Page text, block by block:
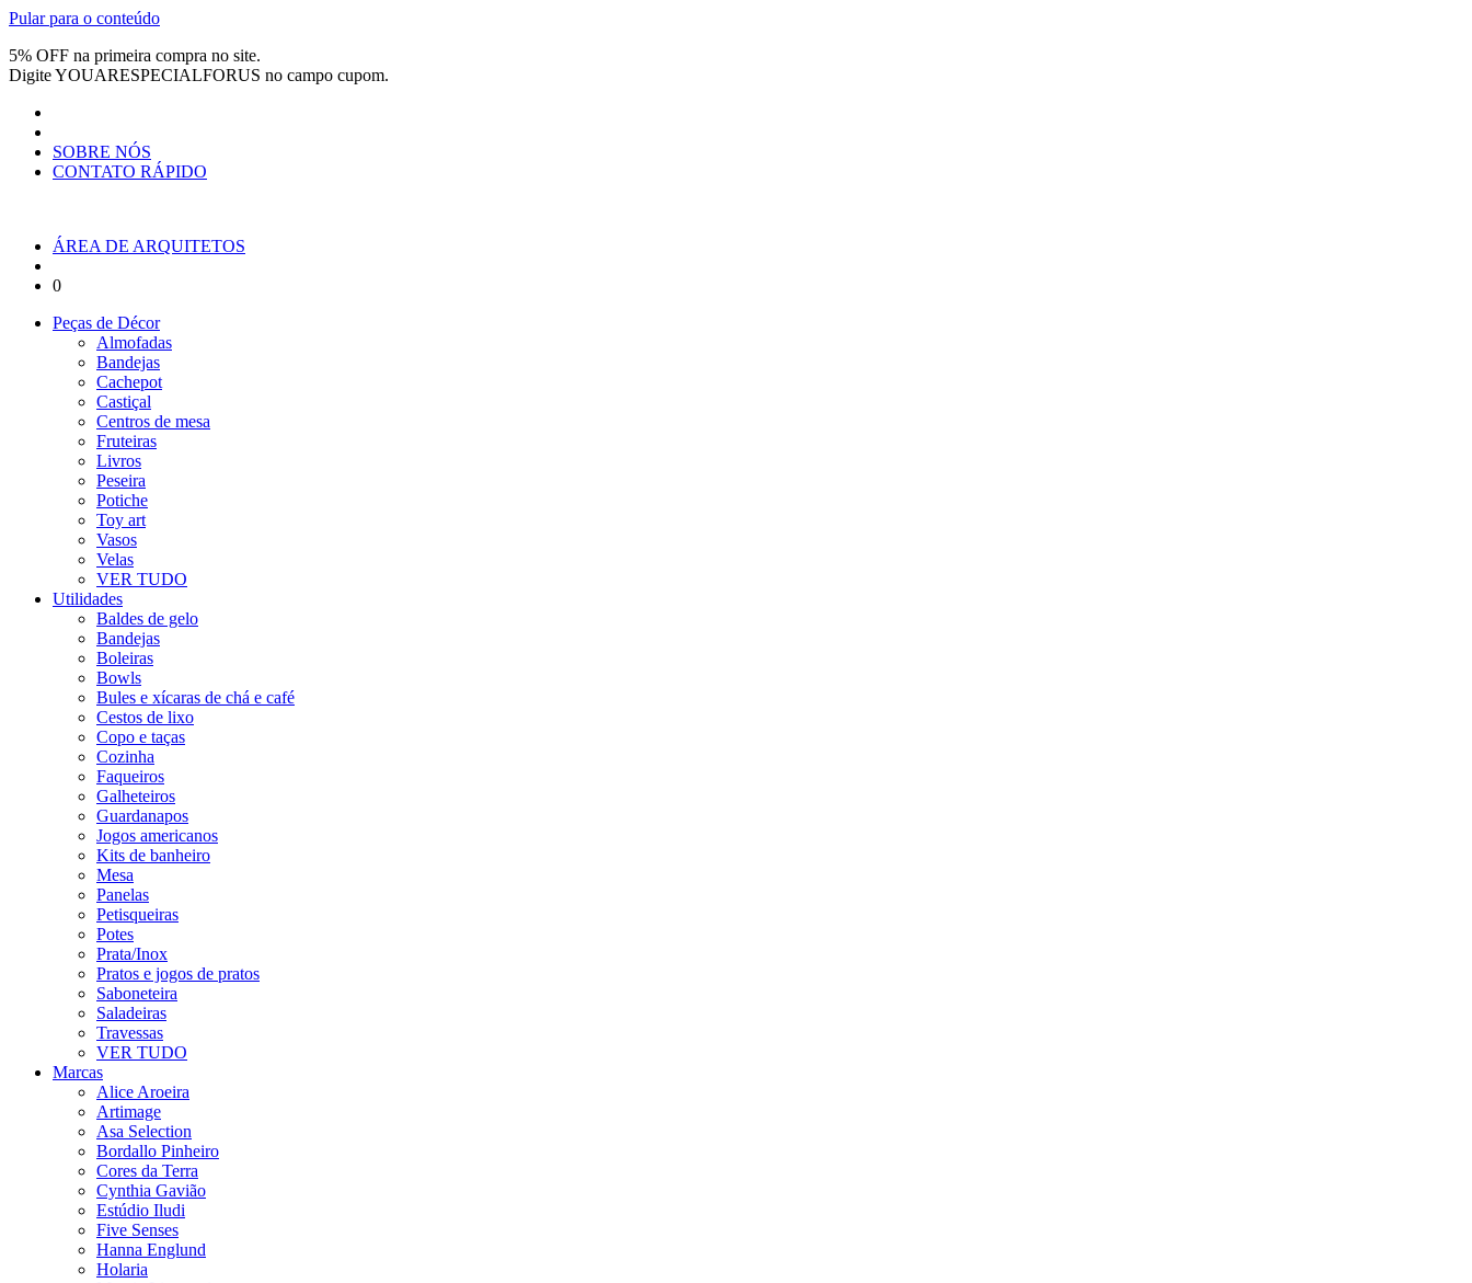
Pular para o conteúdo
5% OFF na primeira compra no site.
DigiteYOUARESPECIALFORUS no campo cupom.
SOBRE NÓS
CONTATO RÁPIDO
ÁREA DE ARQUITETOS
0
Peças de Décor
Almofadas
Bandejas
Cachepot
Castiçal
Centros de mesa
Fruteiras
Livros
Peseira
Potiche
Toy art
Vasos
Velas
VER TUDO
Utilidades
Baldes de gelo
Bandejas
Boleiras
Bowls
Bules e xícaras de chá e café
Cestos de lixo
Copo e taças
Cozinha
Faqueiros
Galheteiros
Guardanapos
Jogos americanos
Kits de banheiro
Mesa
Panelas
Petisqueiras
Potes
Prata/Inox
Pratos e jogos de pratos
Saboneteira
Saladeiras
Travessas
VER TUDO
Marcas
Alice Aroeira
Artimage
Asa Selection
Bordallo Pinheiro
Cores da Terra
Cynthia Gavião
Estúdio Iludi
Five Senses
Hanna Englund
Holaria